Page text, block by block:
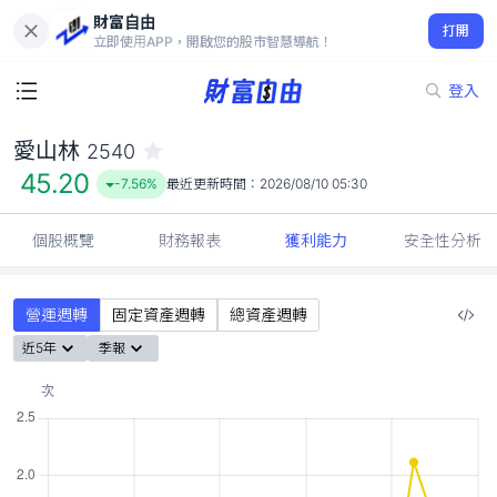
財富自由
立即使用APP，開啟您的股市智慧導航！
打開
登入
45.20
-7.56%
愛山林 2540
45.20 -7.56% 最近更新時間： 2026/08/10 05:30
個股概覽 財務報表 獲利能力 安全性分析
營運週轉 固定資產週轉 總資產週轉
近5年 季報